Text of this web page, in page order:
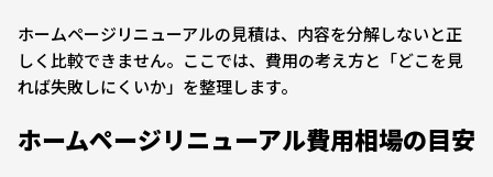
ホームページリニューアルの見積は、内容を分解しないと正
しく比較できません。ここでは、費用の考え方と「どこを見
れば失敗しにくいか」を整理します。
ホームページリニューアル費用相場の目安